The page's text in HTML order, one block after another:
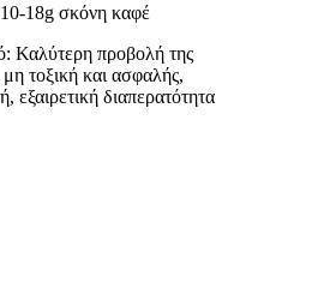
18g σκόνη καφέ
Καλύτερη προβολή της
τοξική και ασφαλής,
εξαιρετική διαπερατότητα